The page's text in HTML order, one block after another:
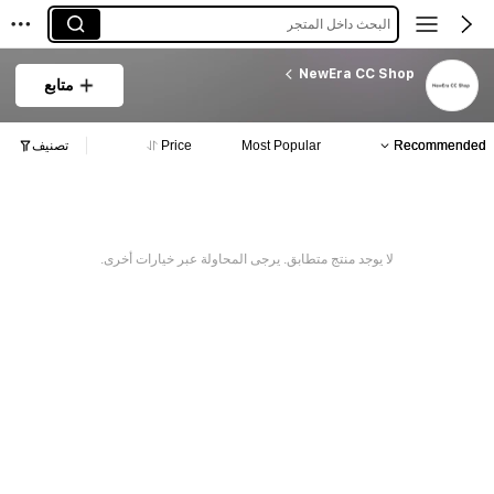
البحث داخل المتجر
NewEra CC Shop
متابع
Recommended
Most Popular
Price تصنيف
لا يوجد منتج متطابق. يرجى المحاولة عبر خيارات أخرى.